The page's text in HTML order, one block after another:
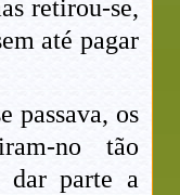
retirou-se,
até pagar
passava, os
no tão
dar parte a